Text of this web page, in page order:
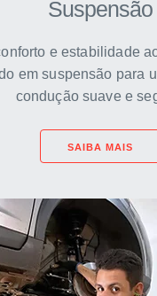
Suspensão
e estabilidade
em suspensão para
condução suave e
SAIBA MAIS